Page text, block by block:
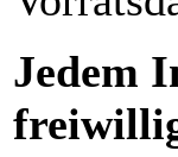
Jedem